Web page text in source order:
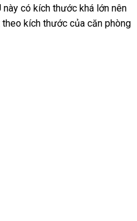
có kích thước khá lớn nên
kích thước của căn phòng